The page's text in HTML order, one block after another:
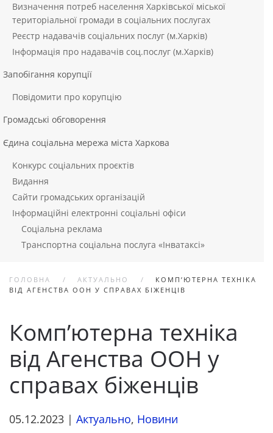
Визначення потреб населення Харківської міської
територіальної громади в соціальних послугах
Реєстр надавачів соціальних послуг (м.Харків)
Інформація про надавачів соц.послуг (м.Харків)
Запобігання корупції
Повідомити про корупцію
Громадські обговорення
Єдина соціальна мережа міста Харкова
Конкурс соціальних проєктів
Видання
Сайти громадських організацій
Інформаційні електронні соціальні офіси
Соціальна реклама
Транспортна соціальна послуга «Інватаксі»
ГОЛОВНА АКТУАЛЬНО
КОМП’ЮТЕРНА ТЕХНІКА
ВІД АГЕНСТВА ООН У СПРАВАХ БІЖЕНЦІВ
Комп’ютерна техніка
від Агенства ООН у
справах біженців
05.12.2023 | Актуально, Новини